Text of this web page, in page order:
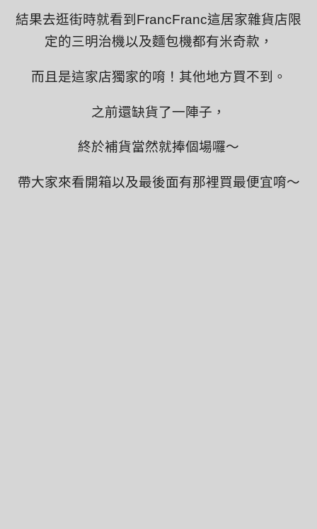
結果去逛街時就看到FrancFranc這居家雜貨店限
定的三明治機以及麵包機都有米奇款，
而且是這家店獨家的唷！其他地方買不到。
之前還缺貨了一陣子，
終於補貨當然就捧個場囉～
帶大家來看開箱以及最後面有那裡買最便宜唷～